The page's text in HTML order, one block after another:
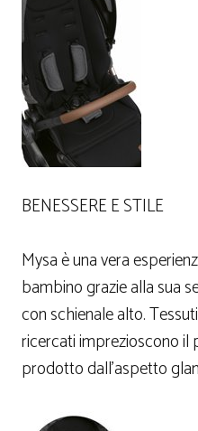
BENESSERE E STILE
Mysa è una vera
bambino grazie alla sua
con schienale alto.
ricercati imprezioscono il
prodotto dall’aspetto